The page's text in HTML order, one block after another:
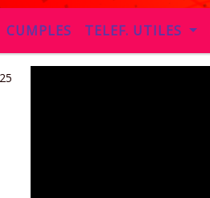
CUMPLES TELEF. UTILES